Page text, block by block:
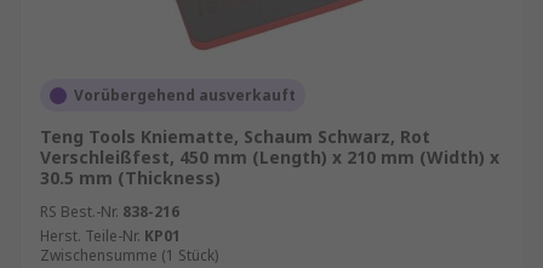
Vorübergehend ausverkauft
Teng Tools Kniematte, Schaum Schwarz, Rot
Verschleißfest, 450 mm (Length) x 210 mm (Width) x
30.5 mm (Thickness)
RS Best.-Nr. 838-216
Herst. Teile-Nr. KP01
Zwischensumme (1 Stück)